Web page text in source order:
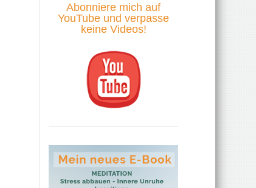
Abonniere mich auf
YouTube und verpasse
keine Videos!